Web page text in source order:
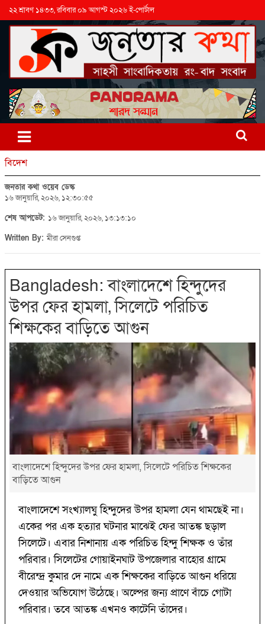
২২ শ্রাবণ ১৪৩৩, রবিবার ০৯ আগস্ট ২০২৬ ই-পোর্টাল
বিদেশ
জনতার কথা ওয়েব ডেস্ক
১৬ জানুয়ারি, ২০২৬, ১২:৩০:৫৫
শেষ আপডেট: ১৬ জানুয়ারি, ২০২৬, ১৩:১৩:১০
Written By:মীরা সেনগুপ্ত
Bangladesh: বাংলাদেশে হিন্দুদের
উপর ফের হামলা, সিলেটে পরিচিত
শিক্ষকের বাড়িতে আগুন
বাংলাদেশে হিন্দুদের উপর ফের হামলা, সিলেটে পরিচিত শিক্ষকের
বাড়িতে আগুন
বাংলাদেশে সংখ্যালঘু হিন্দুদের উপর হামলা যেন থামছেই না।
একের পর এক হত্যার ঘটনার মাঝেই ফের আতঙ্ক ছড়াল
সিলেটে। এবার নিশানায় এক পরিচিত হিন্দু শিক্ষক ও তাঁর
পরিবার। সিলেটের গোয়াইনঘাট উপজেলার বাহোর গ্রামে
বীরেন্দ্র কুমার দে নামে এক শিক্ষকের বাড়িতে আগুন ধরিয়ে
দেওয়ার অভিযোগ উঠেছে। অল্পের জন্য প্রাণে বাঁচে গোটা
পরিবার। তবে আতঙ্ক এখনও কাটেনি তাঁদের।